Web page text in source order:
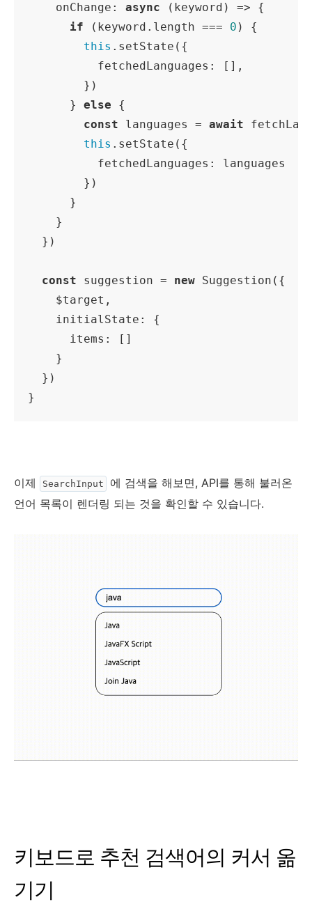
onChange : async (keyword) => {
if (keyword.length === 0 ) {
this .setState({
fetchedLanguages : [],
        })
      }
else {
const languages = await
this .setState({
fetchedLanguages : languages
        })
      }
    }
  })
const suggestion = new Suggestion({
    $target,
initialState : {
items : []
    }
  })
}
이제 SearchInput
에 검색을 해보면, API를 통해 불러온
언어 목록이 렌더링 되는 것을 확인할 수 있습니다.
키보드로 추천 검색어의 커서 옮
기기